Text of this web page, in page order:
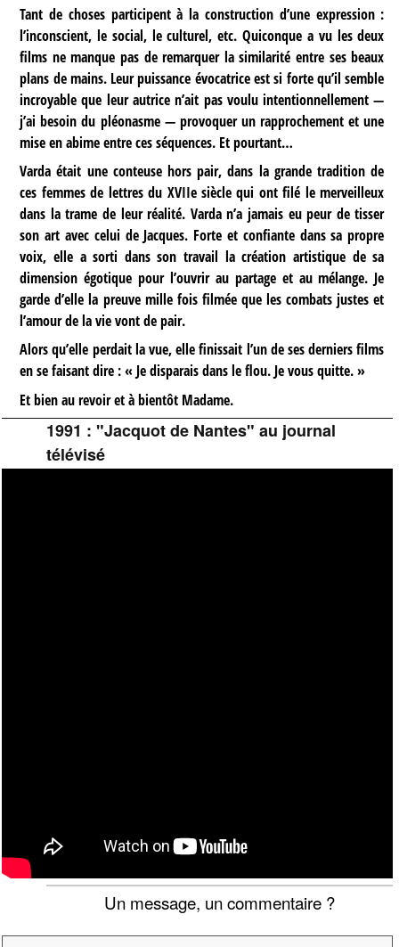
Tant de choses participent à la construction d’une expression :
l’inconscient, le social, le culturel, etc. Quiconque a vu les deux
films ne manque pas de remarquer la similarité entre ses beaux
plans de mains. Leur puissance évocatrice est si forte qu’il semble
incroyable que leur autrice n’ait pas voulu intentionnellement —
j’ai besoin du pléonasme — provoquer un rapprochement et une
mise en abime entre ces séquences. Et pourtant…
Varda était une conteuse hors pair, dans la grande tradition de
ces femmes de lettres du XVIIe siècle qui ont filé le merveilleux
dans la trame de leur réalité. Varda n’a jamais eu peur de tisser
son art avec celui de Jacques. Forte et confiante dans sa propre
voix, elle a sorti dans son travail la création artistique de sa
dimension égotique pour l’ouvrir au partage et au mélange. Je
garde d’elle la preuve mille fois filmée que les combats justes et
l’amour de la vie vont de pair.
Alors qu’elle perdait la vue, elle finissait l’un de ses derniers films
en se faisant dire : « Je disparais dans le flou. Je vous quitte. »
Et bien au revoir et à bientôt Madame.
1991 : "Jacquot de Nantes" au journal
télévisé
Un message, un commentaire ?